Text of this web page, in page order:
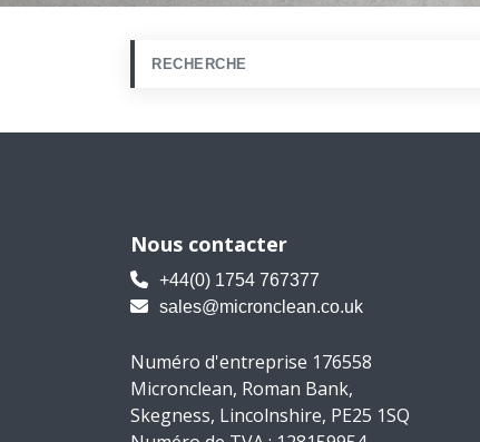
Nous contacter
+44(0) 1754 767377
sales@micronclean.co.uk
Numéro d'entreprise 176558
Micronclean, Roman Bank,
Skegness, Lincolnshire, PE25 1SQ